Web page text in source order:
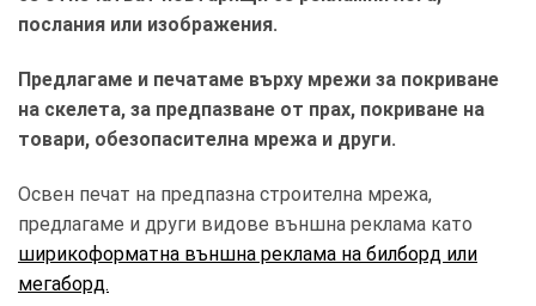
послания или изображения.
Предлагаме и печатаме върху мрежи за покриване
на скелета, за предпазване от прах, покриване на
товари, обезопасителна мрежа и други.
Освен печат на предпазна строителна мрежа,
предлагаме и други видове външна реклама като
ширикоформатна външна реклама на билборд или
мегаборд.